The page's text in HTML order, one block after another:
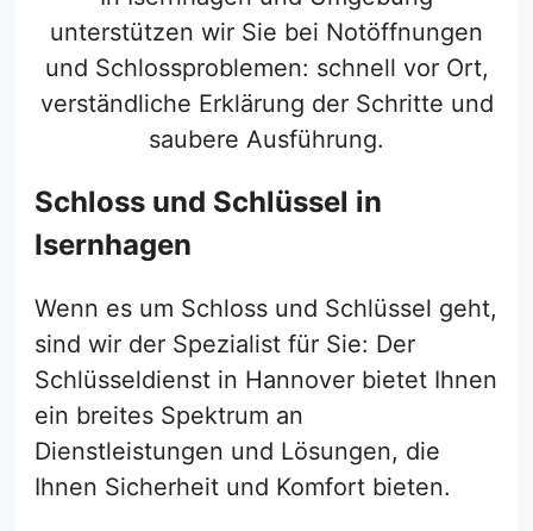
unterstützen wir Sie bei Notöffnungen
und Schlossproblemen: schnell vor Ort,
verständliche Erklärung der Schritte und
saubere Ausführung.
Schloss und Schlüssel in
Isernhagen
Wenn es um Schloss und Schlüssel geht,
sind wir der Spezialist für Sie: Der
Schlüsseldienst in Hannover bietet Ihnen
ein breites Spektrum an
Dienstleistungen und Lösungen, die
Ihnen Sicherheit und Komfort bieten.